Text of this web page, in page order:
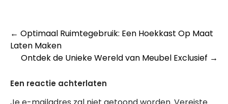
Berichtnavigatie
← Optimaal Ruimtegebruik: Een Hoekkast Op Maat
Laten Maken
Ontdek de Unieke Wereld van Meubel Exclusief →
Een reactie achterlaten